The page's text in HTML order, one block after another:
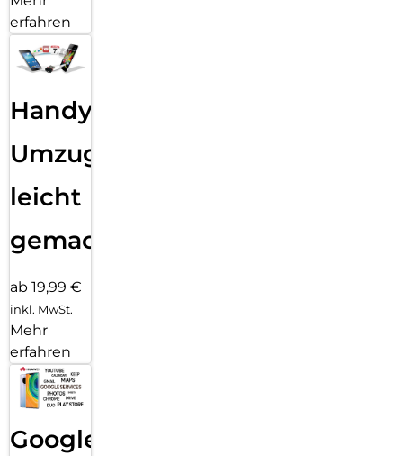
erfahren
Handy
Umzug
leicht
gemacht!
ab 19,99 €
inkl. MwSt.
Mehr
erfahren
Google